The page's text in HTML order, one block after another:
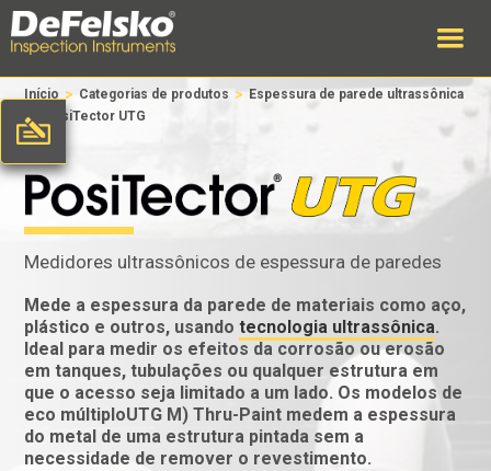
Início > Categorias de produtos > Espessura de parede ultrassônica
> PosiTector UTG
Medidores ultrassônicos de espessura de paredes
Mede a espessura da parede de materiais como aço,
plástico e outros, usandotecnologia ultrassônica.
Ideal para medir os efeitos da corrosão ou erosão
em tanques, tubulações ou qualquer estrutura em
que o acesso seja limitado a um lado. Os modelos de
eco múltiploUTG M) Thru-Paint medem a espessura
do metal de uma estrutura pintada sem a
necessidade de remover o revestimento.